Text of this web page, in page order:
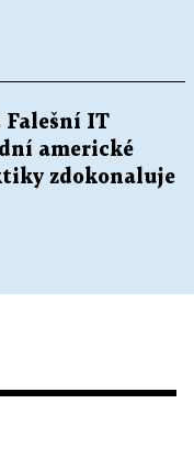
Falešní IT
americké
zdokonaluje